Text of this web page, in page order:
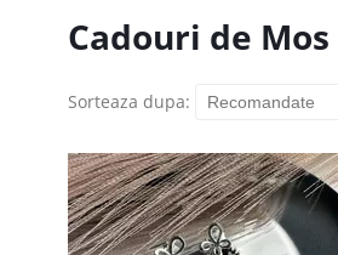
Cadouri de
Sorteaza dupa: